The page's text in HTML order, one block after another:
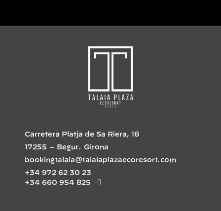
Carretera Platja de Sa Riera, 18
17255 – Begur. Girona
bookingtalaia@talaiaplazaecoresort.com
+34 972 62 30 23
+34 660 954 825